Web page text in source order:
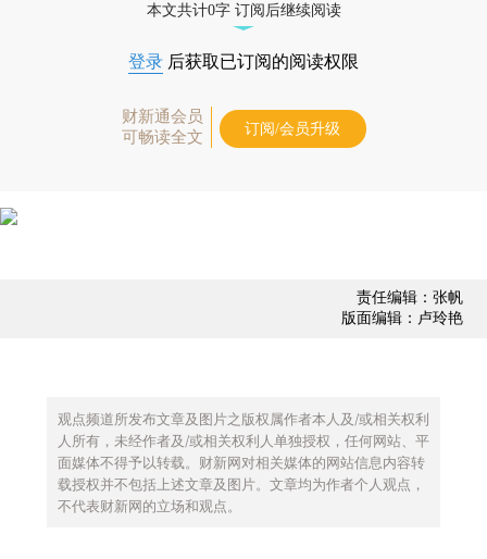
本文共计0字 订阅后继续阅读
登录 后获取已订阅的阅读权限
财新通会员
可畅读全文
订阅/会员升级
责任编辑：张帆
版面编辑：卢玲艳
观点频道所发布文章及图片之版权属作者本人及/或相关权利
人所有，未经作者及/或相关权利人单独授权，任何网站、平
面媒体不得予以转载。财新网对相关媒体的网站信息内容转
载授权并不包括上述文章及图片。文章均为作者个人观点，
不代表财新网的立场和观点。